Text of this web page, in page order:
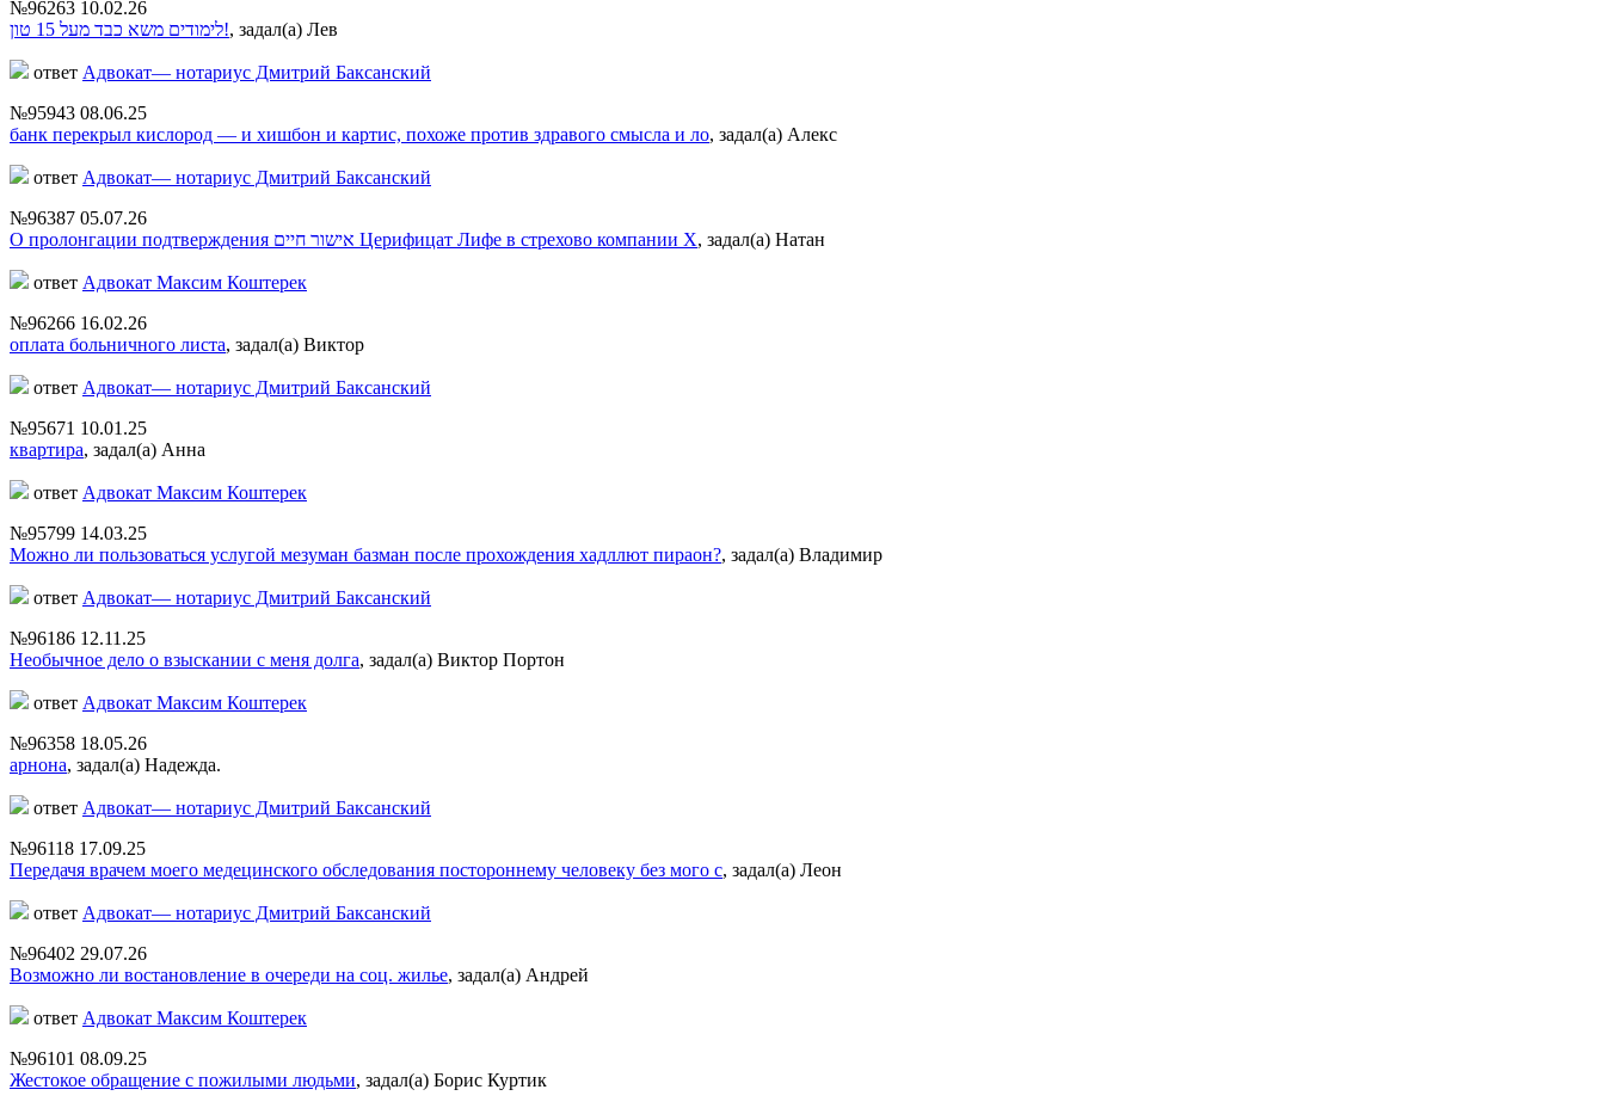
№96263 10.02.26
לימודים משא כבד מעל 15 טון!, задал(а) Лев
ответ Адвокат— нотариус Дмитрий Баксанский
№95943 08.06.25
банк перекрыл кислород — и хишбон и картис, похоже против здравого смысла и ло, задал(а) Алекс
ответ Адвокат— нотариус Дмитрий Баксанский
№96387 05.07.26
О пролонгации подтверждения אישור חיים Церифицат Лифе в стрехово компании Х, задал(а) Натан
ответ Адвокат Максим Коштерек
№96266 16.02.26
оплата больничного листа, задал(а) Виктор
ответ Адвокат— нотариус Дмитрий Баксанский
№95671 10.01.25
квартира, задал(а) Анна
ответ Адвокат Максим Коштерек
№95799 14.03.25
Можно ли пользоваться услугой мезуман базман после прохождения хадллют пираон?, задал(а) Владимир
ответ Адвокат— нотариус Дмитрий Баксанский
№96186 12.11.25
Необычное дело о взыскании с меня долга, задал(а) Виктор Портон
ответ Адвокат Максим Коштерек
№96358 18.05.26
арнона, задал(а) Надежда.
ответ Адвокат— нотариус Дмитрий Баксанский
№96118 17.09.25
Передачя врачем моего медецинского обследования постороннему человеку без мого с, задал(а) Леон
ответ Адвокат— нотариус Дмитрий Баксанский
№96402 29.07.26
Возможно ли востановление в очереди на соц. жилье, задал(а) Андрей
ответ Адвокат Максим Коштерек
№96101 08.09.25
Жестокое обращение с пожилыми людьми, задал(а) Борис Куртик